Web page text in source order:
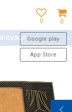
0
0
Google play
App Store